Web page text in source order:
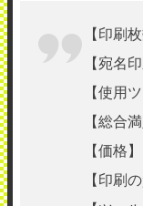
【印刷
【宛名
【使用
【総合
【価格
【印刷